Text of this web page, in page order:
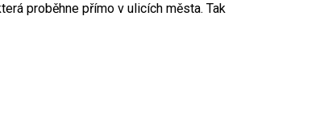
proběhne přímo v ulicích města. Tak